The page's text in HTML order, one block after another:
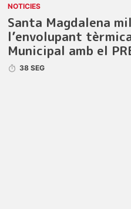
NOTICIES
Santa Magdalena
l’envolupant
Municipal amb el
38 SEG